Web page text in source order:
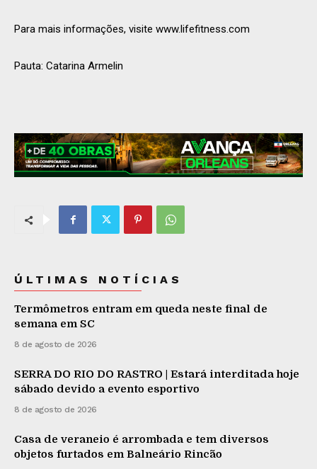
Para mais informações, visite www.lifefitness.com
Pauta: Catarina Armelin
ÚLTIMAS NOTÍCIAS
Termômetros entram em queda neste final de
semana em SC
8 de agosto de 2026
SERRA DO RIO DO RASTRO | Estará interditada hoje
sábado devido a evento esportivo
8 de agosto de 2026
Casa de veraneio é arrombada e tem diversos
objetos furtados em Balneário Rincão